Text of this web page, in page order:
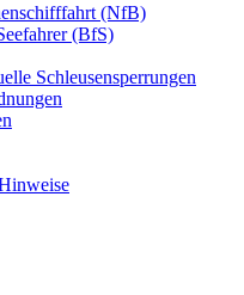
(NfB)
(BfS)
Schleusensperrungen